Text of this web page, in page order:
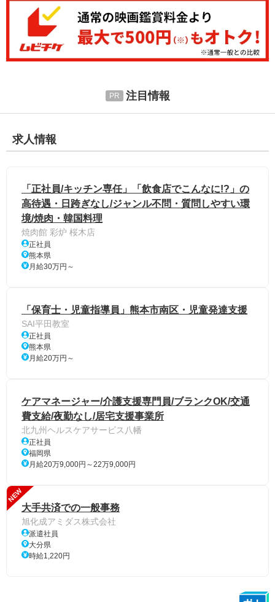
注目情報
求人情報
「正社員/キッチン専任」「飲食店でこんなに!?」の
高待遇・日跨ぎなし/ジャンル不問・質問しやすい環
境/焼肉・韓国料理
焼肉館 彩炉 桜木店
正社員
熊本県
月給30万円～
「保育士・児童指導員」熊本市南区・児童発達支援
SAI平田教室
正社員
熊本県
月給20万円～
ケアマネージャー/介護支援専門員/ブランクOK/交通
費支給/夜勤なし/居宅支援事業所
北九州ヘルスケアサービス八幡
正社員
福岡県
月給20万9,000円～22万9,000円
NEW
大手共済での一般事務
旭化成アミダス株式会社
派遣社員
大分県
時給1,220円